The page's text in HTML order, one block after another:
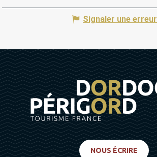
Signaler une erreur
NOUS ÉCRIRE